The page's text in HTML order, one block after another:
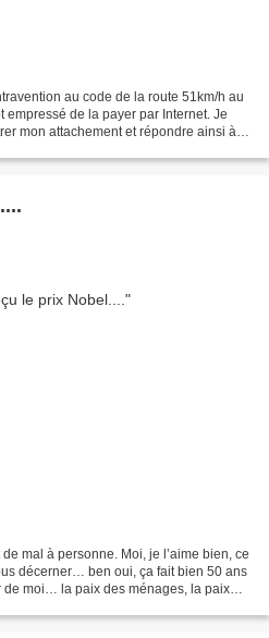
au code de la route 51km/h au
empressé de la payer par Internet. Je
mon attachement et répondre ainsi à
mal à personne. Moi, je l’aime bien, ce
décerner… ben oui, ça fait bien 50 ans
de moi… la paix des ménages, la paix